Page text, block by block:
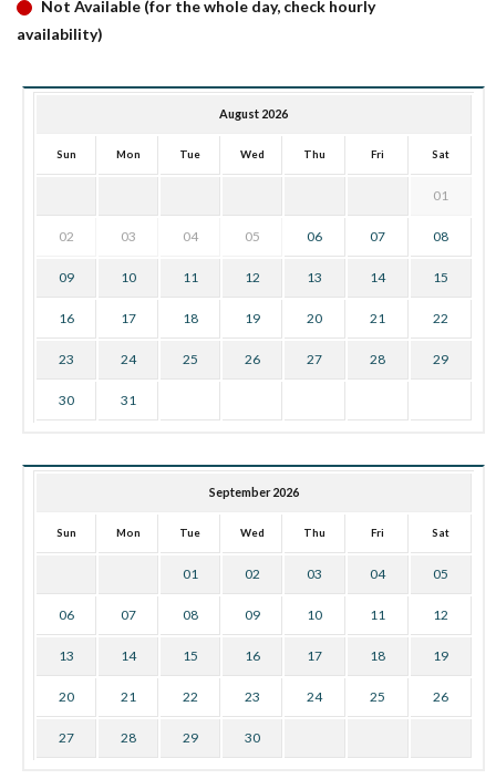
Not Available (for the whole day, check hourly
availability)
August 2026
Sun Mon Tue Wed Thu Fri Sat
01
02 03 04 05 06 07 08
09 10 11 12 13 14 15
16 17 18 19 20 21 22
23 24 25 26 27 28 29
30 31
September 2026
Sun Mon Tue Wed Thu Fri Sat
01 02 03 04 05
06 07 08 09 10 11 12
13 14 15 16 17 18 19
20 21 22 23 24 25 26
27 28 29 30